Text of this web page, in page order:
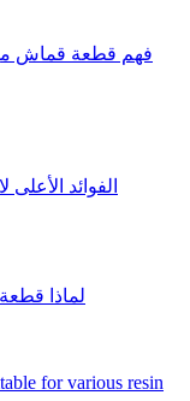
فهم قطعة قماش من
الفوائد
لماذا